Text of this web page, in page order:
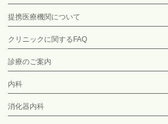
提携医療機関について
クリニックに関するFAQ
診療のご案内
内科
消化器内科